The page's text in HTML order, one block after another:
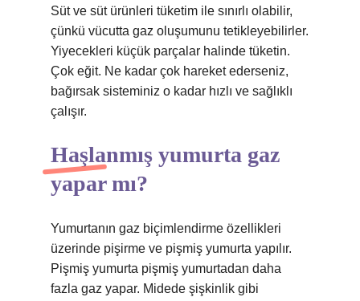
Süt ve süt ürünleri tüketim ile sınırlı olabilir,
çünkü vücutta gaz oluşumunu tetikleyebilirler.
Yiyecekleri küçük parçalar halinde tüketin.
Çok eğit. Ne kadar çok hareket ederseniz,
bağırsak sisteminiz o kadar hızlı ve sağlıklı
çalışır.
Haşlanmış yumurta gaz
yapar mı?
Yumurtanın gaz biçimlendirme özellikleri
üzerinde pişirme ve pişmiş yumurta yapılır.
Pişmiş yumurta pişmiş yumurtadan daha
fazla gaz yapar. Midede şişkinlik gibi